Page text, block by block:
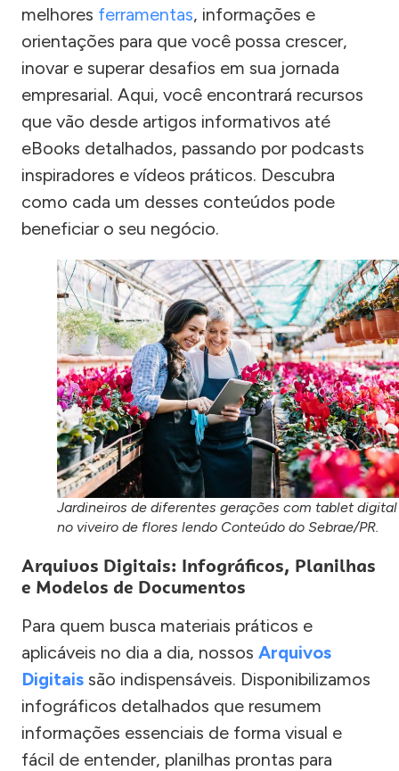
melhores ferramentas, informações e
orientações para que você possa crescer,
inovar e superar desafios em sua jornada
empresarial. Aqui, você encontrará recursos
que vão desde artigos informativos até
eBooks detalhados, passando por podcasts
inspiradores e vídeos práticos. Descubra
como cada um desses conteúdos pode
beneficiar o seu negócio.
Jardineiros de diferentes gerações com tablet digital
no viveiro de flores lendo Conteúdo do Sebrae/PR.
Arquivos Digitais: Infográficos, Planilhas
e Modelos de Documentos
Para quem busca materiais práticos e
aplicáveis no dia a dia, nossos Arquivos
Digitais são indispensáveis. Disponibilizamos
infográficos detalhados que resumem
informações essenciais de forma visual e
fácil de entender, planilhas prontas para